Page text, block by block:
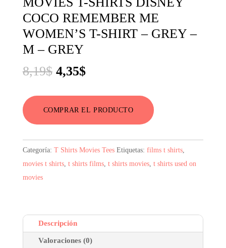
COCO REMEMBER ME
WOMEN’S T-SHIRT – GREY –
M – GREY
8,19$ El
original
era:
8,19$.
4,35$El
actual
es:
4,35$.
COMPRAR EL PRODUCTO
Categoría: T Shirts Movies Tees Etiquetas: films t shirts,
movies t shirts, t shirts films, t shirts movies, t shirts used on
movies
Descripción
Valoraciones (0)